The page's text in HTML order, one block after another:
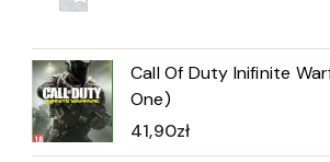
Call Of Duty Inifinite
One)
41,90zł